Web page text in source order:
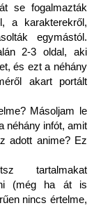
se fogalmazták
a karakterekről,
egymástól.
2-3 oldal, aki
és ezt a néhány
akart portált
Másoljam le
néhány infót, amit
adott anime? Ez
tartalmakat
(még ha át is
nincs értelme,